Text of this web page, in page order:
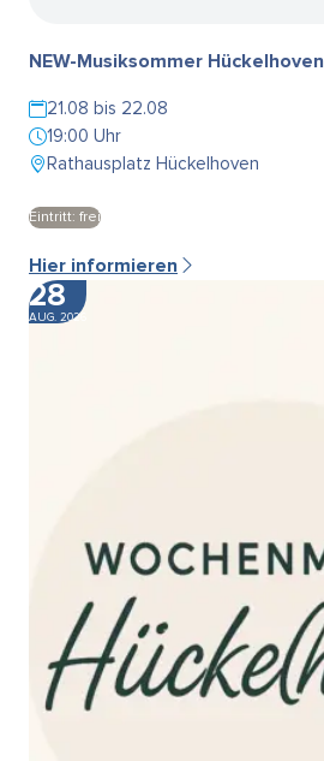
NEW-Musiksommer Hückelhoven
21.08 bis 22.08
19:00 Uhr
Rathausplatz Hückelhoven
Eintritt: frei
Hier informieren
28
AUG. 2026